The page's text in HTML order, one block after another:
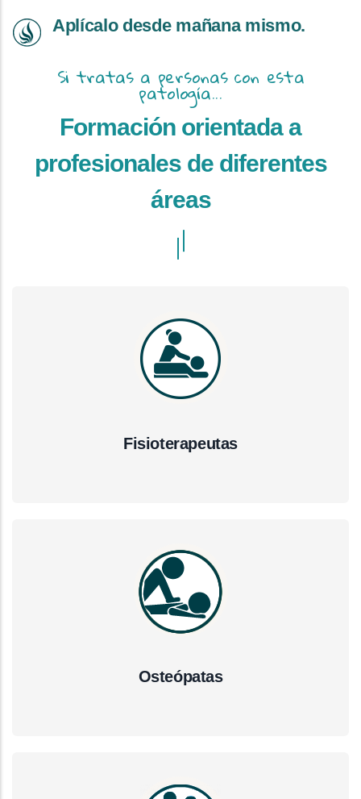
Aplícalo desde mañana mismo.
Si tratas a personas con esta
patología...
Formación orientada a
profesionales de diferentes
áreas
Fisioterapeutas
Osteópatas